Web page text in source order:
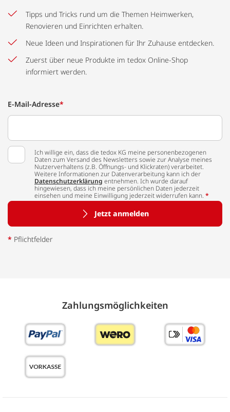
Tipps und Tricks rund um die Themen Heimwerken,
Renovieren und Einrichten erhalten.
Neue Ideen und Inspirationen für Ihr Zuhause entdecken.
Zuerst über neue Produkte im tedox Online-Shop
informiert werden.
E-Mail-Adresse*
Ich willige ein, dass die tedox KG meine personenbezogenen
Daten zum Versand des Newsletters sowie zur Analyse meines
Nutzerverhaltens (z.B. Öffnungs- und Klickraten) verarbeitet.
Weitere Informationen zur Datenverarbeitung kann ich der
Datenschutzerklärung entnehmen. Ich wurde darauf
hingewiesen, dass ich meine persönlichen Daten jederzeit
einsehen und meine Einwilligung jederzeit widerrufen kann. *
Jetzt anmelden
* Pflichtfelder
Zahlungs­möglich­keiten